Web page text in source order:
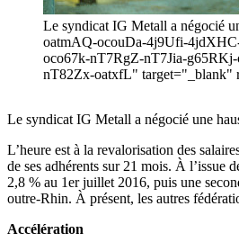
Le syndicat IG Metall a négocié
oatmAQ-ocouDa-4j9Ufi-
oco67k-nT7RgZ-nT7Jia-
nT82Zx-oatxfL" target="_blank"
Le syndicat IG Metall a négocié une
L’heure est à la revalorisation des
de ses adhérents sur 21 mois. À l’issue
2,8 % au 1er juillet 2016, puis une
outre-Rhin. À présent, les autres
Accélération